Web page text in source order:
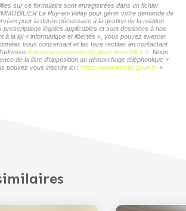
sur ce formulaire sont enregistrées dans un fichier
Le Puy-en-Velay pour gérer votre demande de
pour la durée nécessaire à la gestion de la relation
prescriptions légales applicables et sont destinées à nos
à la loi « informatique et libertés », vous pouvez exercer
vous concernant et les faire rectifier en contactant
donneespersonnelles@gibert-immobilier.fr . Nous
de la liste d'opposition au démarchage téléphonique «
pouvez vous inscrire ici : https://www.bloctel.gouv.fr/»